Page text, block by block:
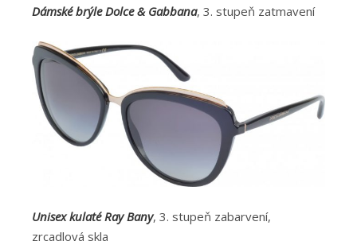
Dámské brýle Dolce & Gabbana, 3. stupeň zatmavení
Unisex kulaté Ray Bany, 3. stupeň zabarvení,
zrcadlová skla